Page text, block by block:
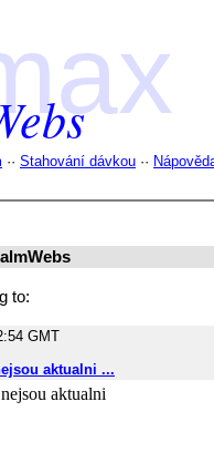
·· Stahování dávkou ··
to:
GMT
aktualni ...
aktualni